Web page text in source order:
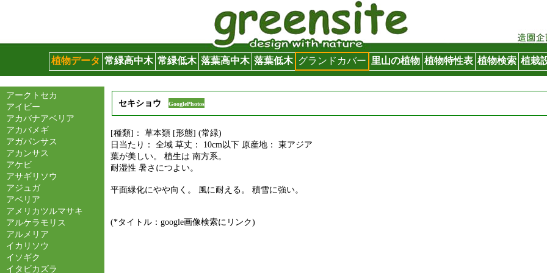
植物データ 常緑高中木 常緑低木 落葉高中木 落葉低木 グランドカバー 里山の植物 植物特性表 植物検索 植栽
アークトセカ
アイビー
アカバナアベリア
アカバメギ
アガパンサス
アカンサス
アケビ
アサギリソウ
アジュガ
アベリア
アメリカツルマサキ
アルケラモリス
アルメリア
イカリソウ
イソギク
イタビカズラ
セキショウ GooglePhotos
[種類]： 草本類 [形態] (常緑)
日当たり： 全域 草丈： 10cm以下 原産地： 東アジア
葉が美しい。 植生は 南方系。
耐湿性 暑さにつよい。
平面緑化にやや向く。 風に耐える。 積雪に強い。
(*タイトル：google画像検索にリンク)